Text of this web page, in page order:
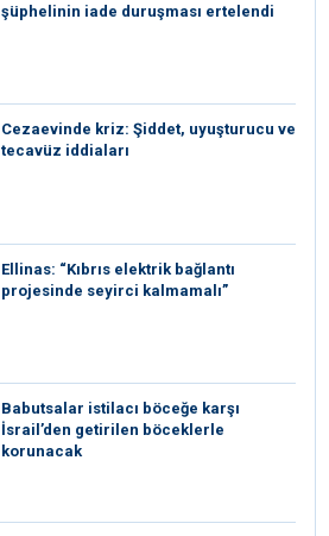
şüphelinin iade duruşması ertelendi
Cezaevinde kriz: Şiddet, uyuşturucu ve
tecavüz iddiaları
Ellinas: “Kıbrıs elektrik bağlantı
projesinde seyirci kalmamalı”
Babutsalar istilacı böceğe karşı
İsrail’den getirilen böceklerle
korunacak